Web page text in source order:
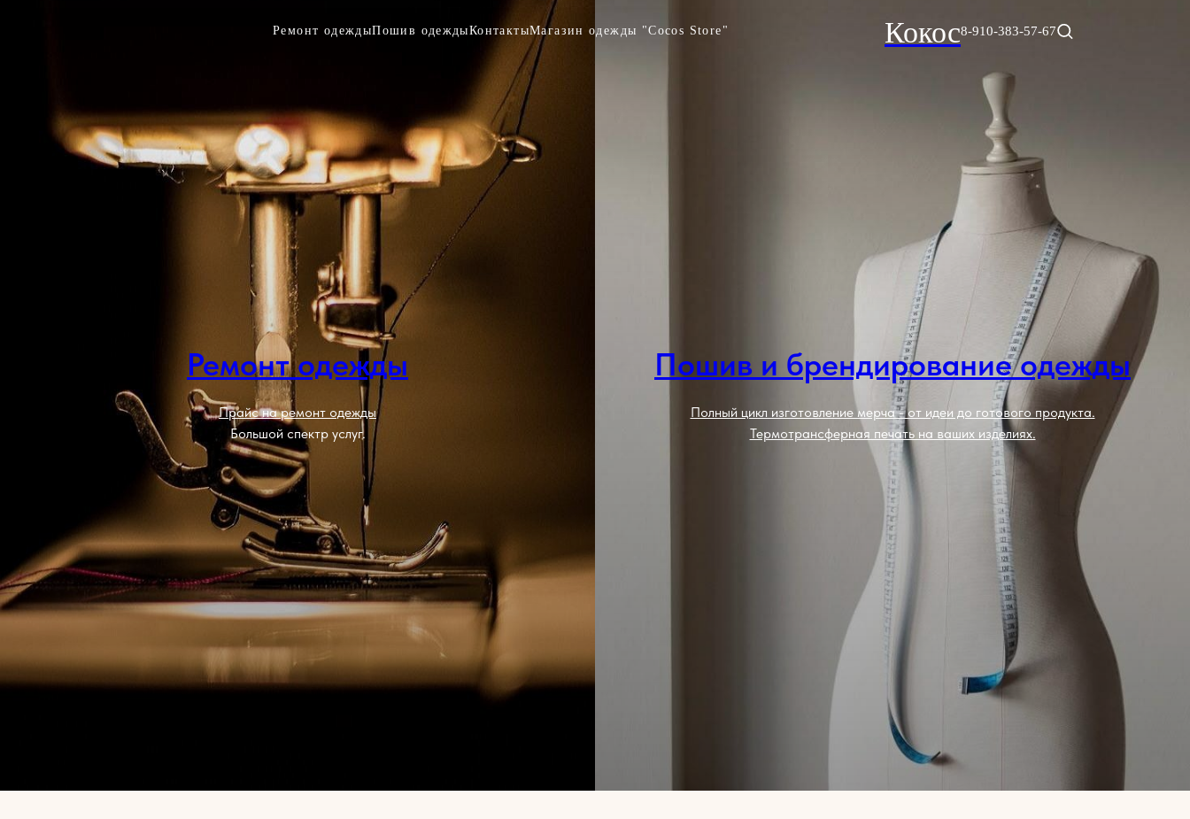
Ремонт одеждыПошив одеждыКонтактыМагазин одежды "Cocos Store" Кокос8-910-383-57-67
Ремонт одежды
Прайс на ремонт одежды
Большой спектр услуг.
Пошив и брендирование одежды
Полный цикл изготовление мерча - от идеи до готового продукта.
Термотрансферная печать на ваших изделиях.